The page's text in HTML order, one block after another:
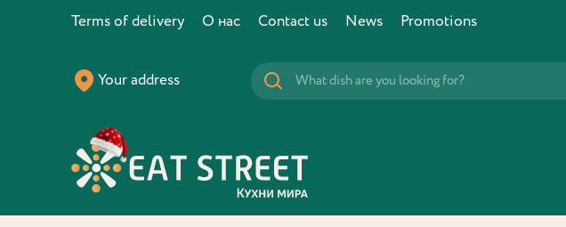
Terms of delivery О нас Contact us News Promotions
Your address